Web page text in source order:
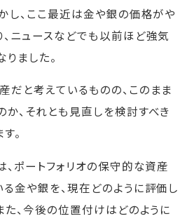
し、ここ最近は金や銀の価格がや
ニュースなどでも以前ほど強気
ました。
と考えているものの、このまま
、それとも見直しを検討すべき
。
、ポートフォリオの保守的な資産
金や銀を、現在どのように評価し
た、今後の位置付けはどのように